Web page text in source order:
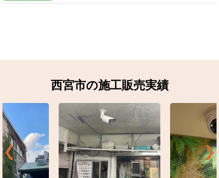
西宮市の施工販売実績